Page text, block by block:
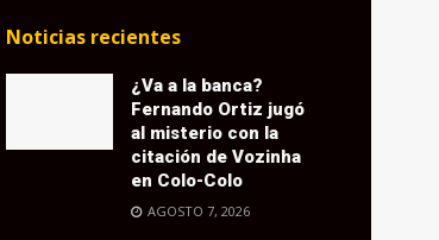
Noticias recientes
¿Va a la banca?
Fernando Ortiz jugó
al misterio con la
citación de Vozinha
en Colo-Colo
AGOSTO 7, 2026